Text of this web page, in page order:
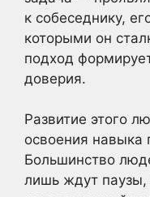
к собеседнику,
которыми он
подход
доверия.
Развитие этого
освоения навыка
Большинство
лишь ждут паузы,